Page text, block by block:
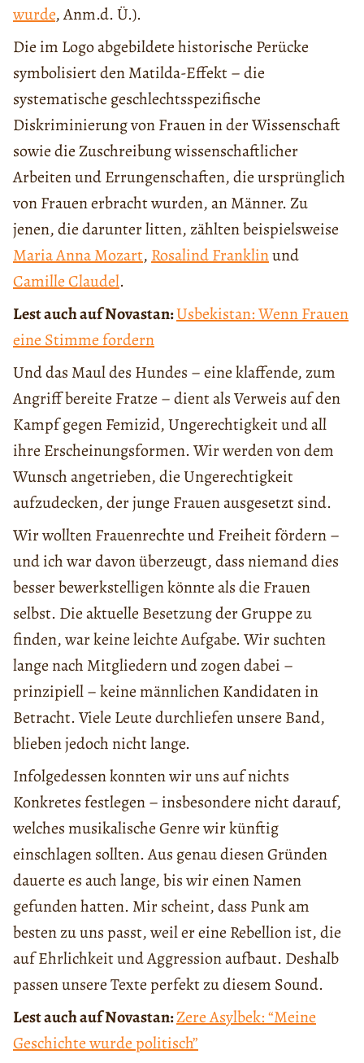
wurde, Anm.d. Ü.).
Die im Logo abgebildete historische Perücke
symbolisiert den Matilda-Effekt – die
systematische geschlechtsspezifische
Diskriminierung von Frauen in der Wissenschaft
sowie die Zuschreibung wissenschaftlicher
Arbeiten und Errungenschaften, die ursprünglich
von Frauen erbracht wurden, an Männer. Zu
jenen, die darunter litten, zählten beispielsweise
Maria Anna Mozart, Rosalind Franklinund
Camille Claudel.
Lest auch auf Novastan:Usbekistan: Wenn Frauen
eine Stimme fordern
Und das Maul des Hundes – eine klaffende, zum
Angriff bereite Fratze – dient als Verweis auf den
Kampf gegen Femizid, Ungerechtigkeit und all
ihre Erscheinungsformen. Wir werden von dem
Wunsch angetrieben, die Ungerechtigkeit
aufzudecken, der junge Frauen ausgesetzt sind.
Wir wollten Frauenrechte und Freiheit fördern –
und ich war davon überzeugt, dass niemand dies
besser bewerkstelligen könnte als die Frauen
selbst. Die aktuelle Besetzung der Gruppe zu
finden, war keine leichte Aufgabe. Wir suchten
lange nach Mitgliedern und zogen dabei –
prinzipiell – keine männlichen Kandidaten in
Betracht. Viele Leute durchliefen unsere Band,
blieben jedoch nicht lange.
Infolgedessen konnten wir uns auf nichts
Konkretes festlegen – insbesondere nicht darauf,
welches musikalische Genre wir künftig
einschlagen sollten. Aus genau diesen Gründen
dauerte es auch lange, bis wir einen Namen
gefunden hatten. Mir scheint, dass Punk am
besten zu uns passt, weil er eine Rebellion ist, die
auf Ehrlichkeit und Aggression aufbaut. Deshalb
passen unsere Texte perfekt zu diesem Sound.
Lest auch auf Novastan:Zere Asylbek: “Meine
Geschichte wurde politisch”